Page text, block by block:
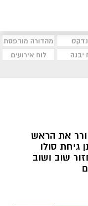
מהדורה מודפסת
יבנה
לוח אירועים
את הראש
גיחת סולו
שוב ושוב